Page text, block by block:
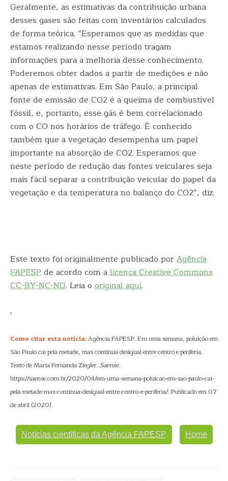
Geralmente, as estimativas da contribuição urbana
desses gases são feitas com inventários calculados
de forma teórica. “Esperamos que as medidas que
estamos realizando nesse período tragam
informações para a melhoria desse conhecimento.
Poderemos obter dados a partir de medições e não
apenas de estimativas. Em São Paulo, a principal
fonte de emissão de CO2 é a queima de combustível
fóssil, e, portanto, esse gás é bem correlacionado
com o CO nos horários de tráfego. É conhecido
também que a vegetação desempenha um papel
importante na absorção de CO2. Esperamos que
neste período de redução das fontes veiculares seja
mais fácil separar a contribuição veicular do papel da
vegetação e da temperatura no balanço do CO2”, diz.
Este texto foi originalmente publicado porAgência
FAPESPde acordo com alicença Creative Commons
CC-BY-NC-ND. Leia o original aqui.
Como citar esta notícia:Agência FAPESP. Em uma semana, poluição em
São Paulo cai pela metade, mas continua desigual entre centro e periferia.
Texto de Maria Fernanda Ziegler. Saense.
https://saense.com.br/2020/04/em-uma-semana-poluicao-em-sao-paulo-cai-
pela-metade-mas-continua-desigual-entre-centro-e-periferia/. Publicado em 07
de abril (2020).
Notícias científicas da Agência FAPESP Home